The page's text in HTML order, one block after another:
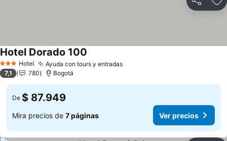
Compartir
3 Estrellas
Hotel Ayuda con tours y entradas
Hotel Dorado 100
7,1 780 Bogotá
De $ 87.949
Mira precios de 7 páginas Ver precios